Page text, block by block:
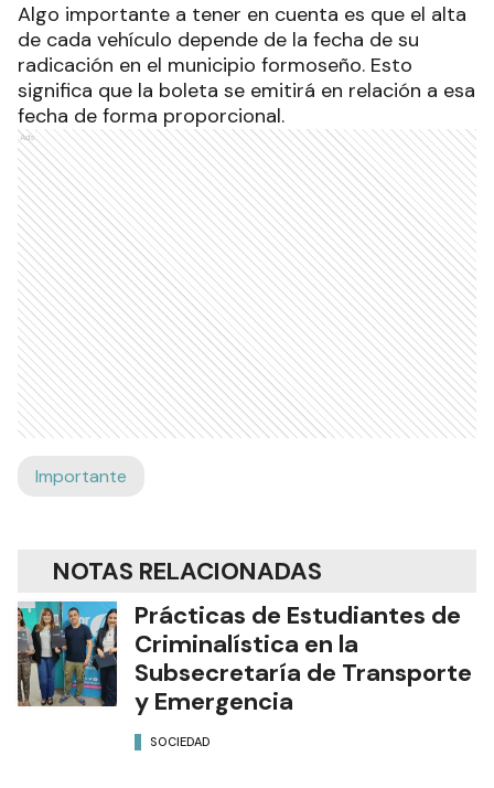
Algo importante a tener en cuenta es que el alta
de cada vehículo depende de la fecha de su
radicación en el municipio formoseño. Esto
significa que la boleta se emitirá en relación a esa
fecha de forma proporcional.
Ads
Importante
NOTAS RELACIONADAS
Prácticas de Estudiantes de
Criminalística en la
Subsecretaría de Transporte
y Emergencia
SOCIEDAD